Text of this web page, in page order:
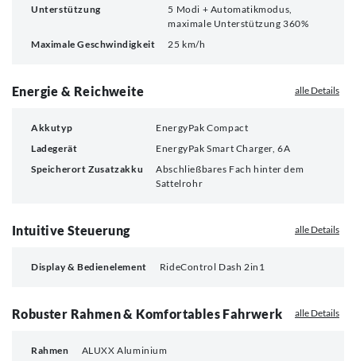
Unterstützung
5 Modi + Automatikmodus,
maximale Unterstützung 360%
Maximale Geschwindigkeit
25 km/h
Energie & Reichweite alle Details
Akkutyp
EnergyPak Compact
Ladegerät
EnergyPak Smart Charger, 6A
Speicherort Zusatzakku
Abschließbares Fach hinter dem
Sattelrohr
Intuitive Steuerung alle Details
Display & Bedienelement RideControl Dash 2in1
Robuster Rahmen & Komfortables Fahrwerk alle Details
Rahmen
ALUXX Aluminium